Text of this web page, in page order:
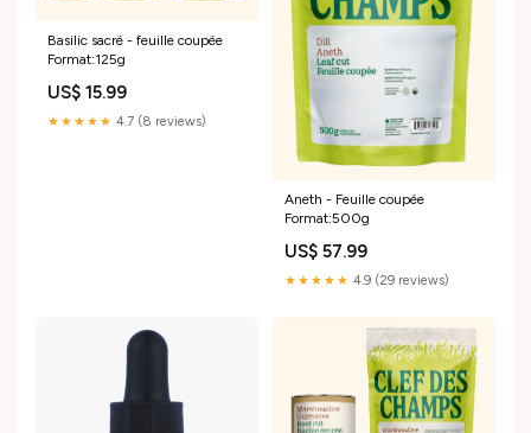
Basilic sacré - feuille coupée
Format:125g
US$ 15.99
★★★★★ 4.7 (8 reviews)
Aneth - Feuille coupée
Format:500g
US$ 57.99
★★★★★ 4.9 (29 reviews)